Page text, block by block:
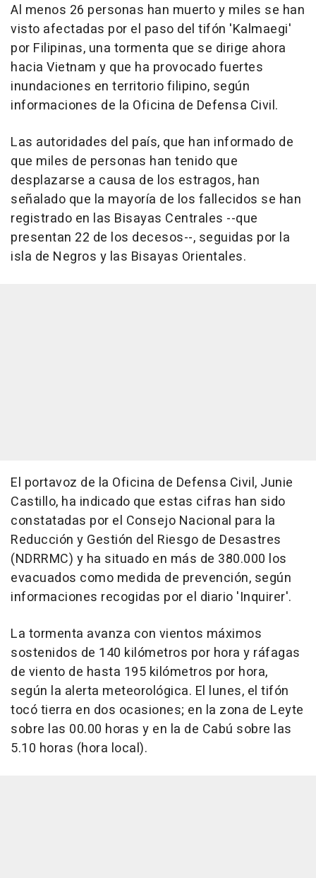
Al menos 26 personas han muerto y miles se han
visto afectadas por el paso del tifón 'Kalmaegi'
por Filipinas, una tormenta que se dirige ahora
hacia Vietnam y que ha provocado fuertes
inundaciones en territorio filipino, según
informaciones de la Oficina de Defensa Civil.
Las autoridades del país, que han informado de
que miles de personas han tenido que
desplazarse a causa de los estragos, han
señalado que la mayoría de los fallecidos se han
registrado en las Bisayas Centrales --que
presentan 22 de los decesos--, seguidas por la
isla de Negros y las Bisayas Orientales.
El portavoz de la Oficina de Defensa Civil, Junie
Castillo, ha indicado que estas cifras han sido
constatadas por el Consejo Nacional para la
Reducción y Gestión del Riesgo de Desastres
(NDRRMC) y ha situado en más de 380.000 los
evacuados como medida de prevención, según
informaciones recogidas por el diario 'Inquirer'.
La tormenta avanza con vientos máximos
sostenidos de 140 kilómetros por hora y ráfagas
de viento de hasta 195 kilómetros por hora,
según la alerta meteorológica. El lunes, el tifón
tocó tierra en dos ocasiones; en la zona de Leyte
sobre las 00.00 horas y en la de Cabú sobre las
5.10 horas (hora local).